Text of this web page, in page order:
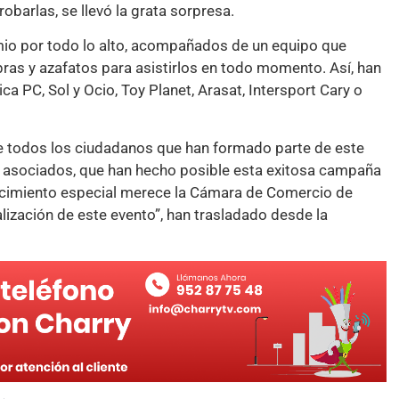
se llevó la grata sorpresa.
por todo lo alto, acompañados de un equipo que
y azafatos para asistirlos en todo momento. Así, han
PC, Sol y Ocio, Toy Planet, Arasat, Intersport Cary o
todos los ciudadanos que han formado parte de este
que han hecho posible esta exitosa campaña
especial merece la Cámara de Comercio de
de este evento”, han trasladado desde la